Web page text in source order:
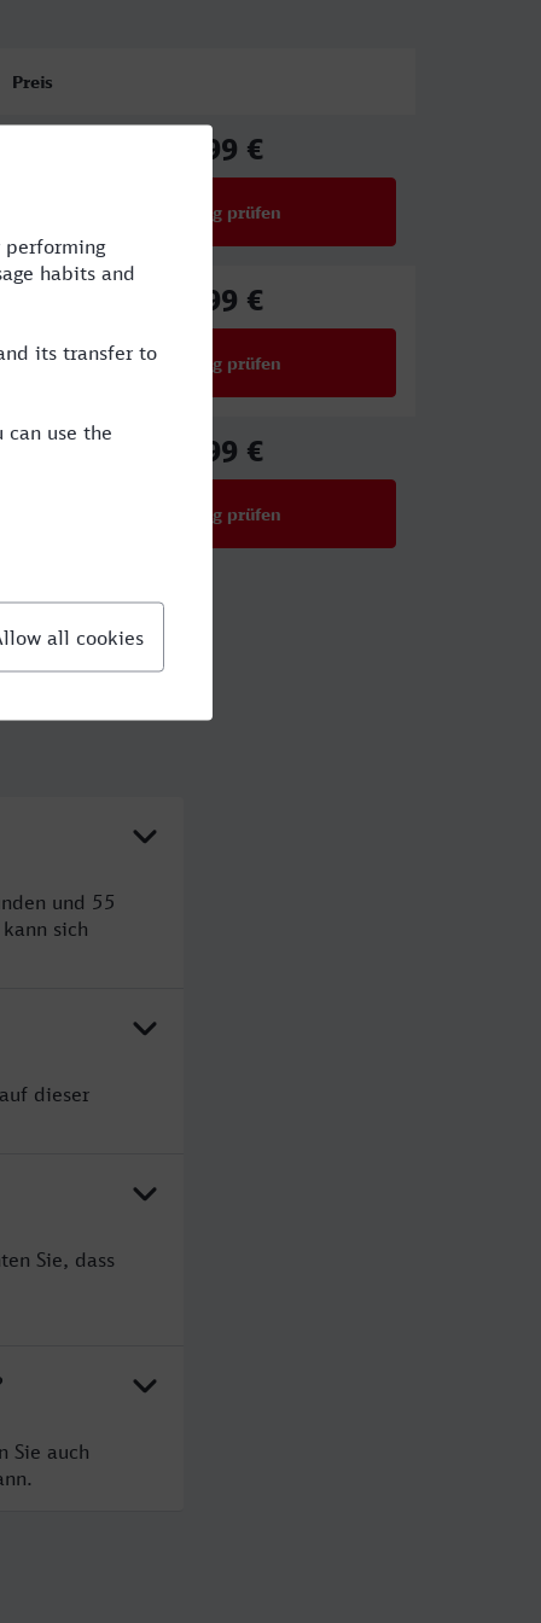
Preis
84,99 €
Verbindung prüfen
96,99 €
Verbindung prüfen
55,99 €
Verbindung prüfen
und 55
sich
dieser
Sie, dass
Sie auch